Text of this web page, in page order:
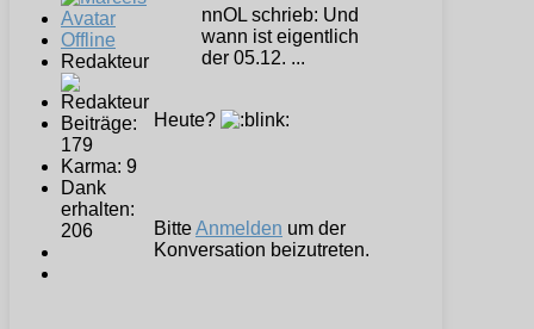
Offline
Redakteur
Beiträge:
179
Karma: 9
Dank
erhalten:
206
nnOL schrieb: Und
wann ist eigentlich
der 05.12. ...
Heute?
BitteAnmelden um der
Konversation beizutreten.